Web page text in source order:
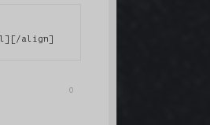
align]
0